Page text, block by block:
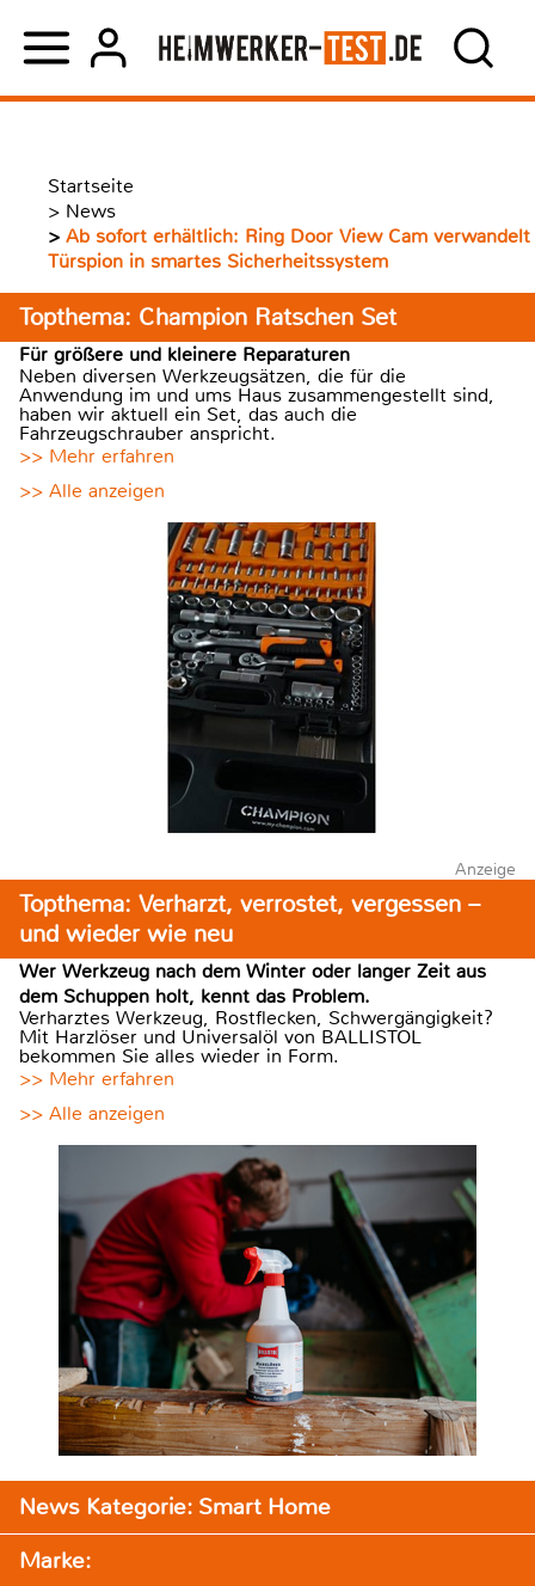
Startseite
> News
> Ab sofort erhältlich: Ring Door View Cam verwandelt
Türspion in smartes Sicherheitssystem
Topthema: Champion Ratschen Set
Für größere und kleinere Reparaturen
Neben diversen Werkzeugsätzen, die für die
Anwendung im und ums Haus zusammengestellt sind,
haben wir aktuell ein Set, das auch die
Fahrzeugschrauber anspricht.
>> Mehr erfahren
>> Alle anzeigen
Anzeige
Topthema: Verharzt, verrostet, vergessen –
und wieder wie neu
Wer Werkzeug nach dem Winter oder langer Zeit aus
dem Schuppen holt, kennt das Problem.
Verharztes Werkzeug, Rostflecken, Schwergängigkeit?
Mit Harzlöser und Universalöl von BALLISTOL
bekommen Sie alles wieder in Form.
>> Mehr erfahren
>> Alle anzeigen
News Kategorie: Smart Home
Marke: